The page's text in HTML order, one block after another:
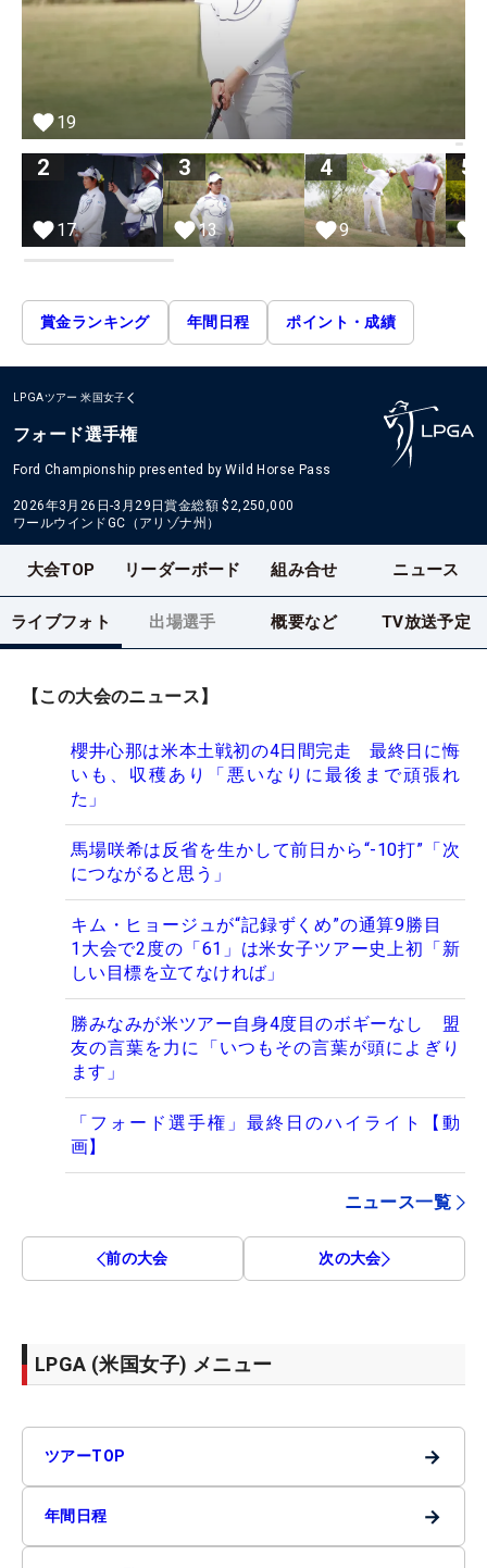
19
2
17
3
13
4
9
5
賞金ランキング 年間日程 ポイント・成績
LPGAツアー 米国女子
フォード選手権
Ford Championship presented by Wild Horse Pass
2026年3月26日-3月29日賞金総額 $2,250,000
ワールウインドGC（アリゾナ州）
大会TOP リーダーボード 組み合せ ニュース
ライブフォト 出場選手 概要など TV放送予定
【この大会のニュース】
櫻井心那は米本土戦初の4日間完走 最終日に悔
いも、収穫あり「悪いなりに最後まで頑張れ
た」
馬場咲希は反省を生かして前日から“-10打”「次
につながると思う」
キム・ヒョージュが“記録ずくめ”の通算9勝目
1大会で2度の「61」は米女子ツアー史上初「新
しい目標を立てなければ」
勝みなみが米ツアー自身4度目のボギーなし 盟
友の言葉を力に「いつもその言葉が頭によぎり
ます」
「フォード選手権」最終日のハイライト【動
画】
ニュース一覧
前の大会 次の大会
LPGA (米国女子) メニュー
ツアーTOP →
年間日程 →